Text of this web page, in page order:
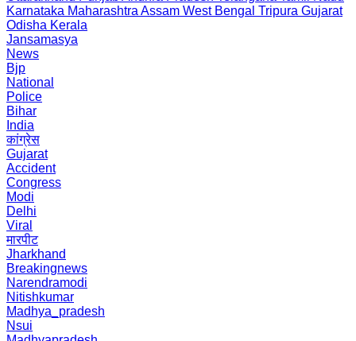
Karnataka Maharashtra Assam West Bengal Tripura Gujarat
Odisha Kerala
Jansamasya
News
Bjp
National
Police
Bihar
India
कांग्रेस
Gujarat
Accident
Congress
Modi
Delhi
Viral
मारपीट
Jharkhand
Breakingnews
Narendramodi
Nitishkumar
Madhya_pradesh
Nsui